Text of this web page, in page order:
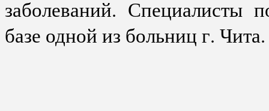
заболеваний. Специалисты
базе одной из больниц г. Чита.